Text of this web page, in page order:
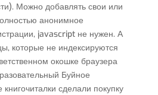
Можно добавлять свои или
анонимное
javascript не нужен. А
которые не индексируются
окошке браузера
Буйное
сделали покупку